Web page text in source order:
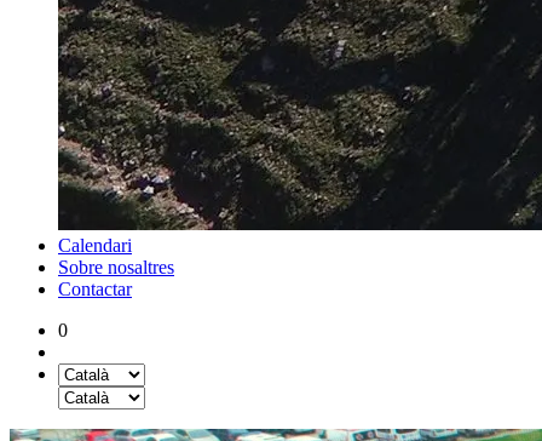
Calendari
Sobre nosaltres
Contactar
0